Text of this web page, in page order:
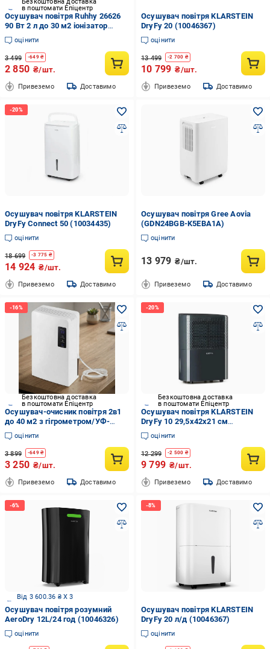
в поштомати Епіцентр
Осушувач повітря Ruhhy 26626
90 Вт 2 л до 30 м2 іонізатор
таймер пульт ДК Чорний
оцінити
3 499 -649₴
2 850 ₴/шт.
Привеземо Доставимо
Осушувач повітря KLARSTEIN
DryFy 20 (10046367)
оцінити
13 499 -2 700 ₴
10 799 ₴/шт.
Привеземо Доставимо
Осушувач повітря KLARSTEIN
DryFy Connect 50 (10034435)
оцінити
18 699 -3 775 ₴
14 924 ₴/шт.
Привеземо Доставимо
Осушувач повітря Gree Aovia
(GDN24BGB-K5EBA1A)
оцінити
13 979 ₴/шт.
Привеземо Доставимо
Безкоштовна доставка
в поштомати Епіцентр
Осушувач-очисник повітря 2в1
до 40 м2 з гігрометром/УФ-
лампою/таймером/тиха робота
(30476562)
оцінити
3 899 -649₴
3 250 ₴/шт.
Привеземо Доставимо
Безкоштовна доставка
в поштомати Епіцентр
Осушувач повітря KLARSTEIN
DryFy 10 29,5x42x21 см
(10032662)
оцінити
12 299 -2 500 ₴
9 799 ₴/шт.
Привеземо Доставимо
Від 3 600.36 ₴ X 3
Осушувач повітря розумний
AeroDry 12L/24 год (10046326)
оцінити
Осушувач повітря KLARSTEIN
DryFy 20 л/д (10046367)
оцінити